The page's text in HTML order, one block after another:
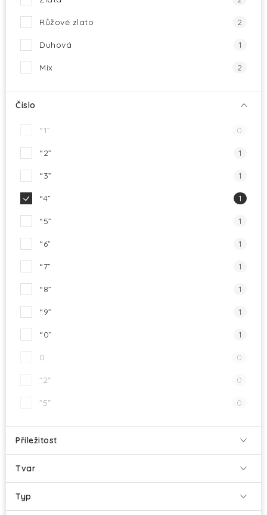
Růžové zlato 2
Duhová 1
Mix 2
Číslo
“1” 0
“2” 1
“3” 1
“4” 1
“5” 1
“6” 1
“7” 1
“8” 1
“9” 1
“0” 1
0 0
"2" 0
"5" 0
Příležitost
Tvar
Typ